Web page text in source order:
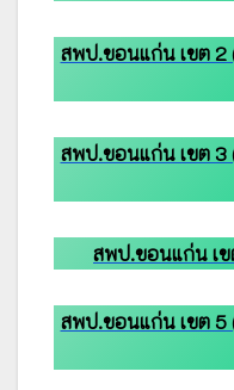
สพป.ขอนแก่น เขต 2
สพป.ขอนแก่น เขต 3
สพป.ขอนแก่น เข
สพป.ขอนแก่น เขต 5